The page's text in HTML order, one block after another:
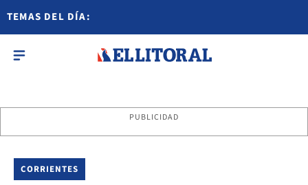
TEMAS DEL DÍA:
PUBLICIDAD
CORRIENTES